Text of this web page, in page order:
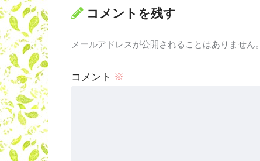
コメントを残す
メールアドレスが公開されることはありません。
コメント ※